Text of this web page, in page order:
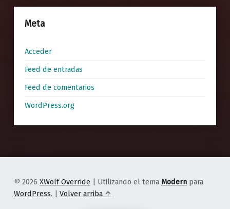
Meta
Acceder
Feed de entradas
Feed de comentarios
WordPress.org
© 2026 XWolf Override | Utilizando el tema Modernpara
WordPress. | Volver arriba ↑